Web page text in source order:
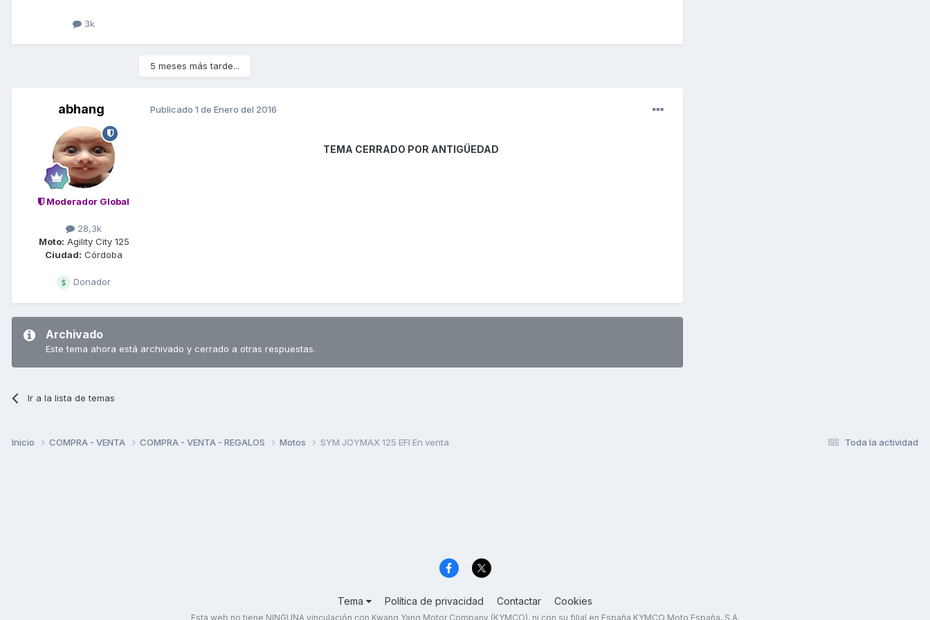
3k
5 meses más tarde...
abhang
Moderador Global
28,3k
Moto: Agility City 125
Ciudad: Córdoba
Donador
Publicado 1 de Enero del 2016
TEMA CERRADO POR ANTIGÜEDAD
Archivado
Este tema ahora está archivado y cerrado a otras respuestas.
Ir a la lista de temas
Toda la actividad
Inicio COMPRA - VENTA COMPRA - VENTA - REGALOS Motos SYM JOYMAX 125 EFI En venta
Tema Política de privacidad Contactar Cookies
Esta web no tiene NINGUNA vinculación con Kwang Yang Motor Company (KYMCO), ni con su filial en España KYMCO Moto España, S.A.